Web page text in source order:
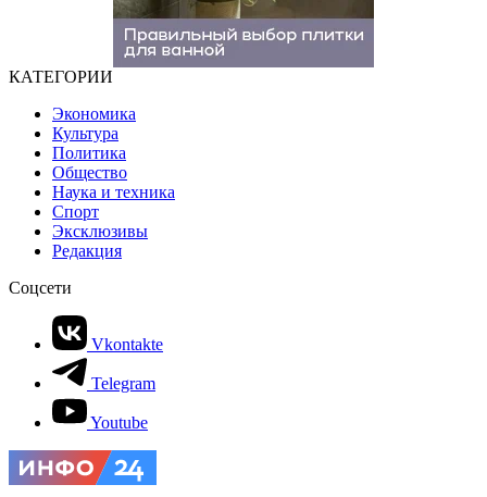
КАТЕГОРИИ
Экономика
Культура
Политика
Общество
Наука и техника
Спорт
Эксклюзивы
Редакция
Соцсети
Vkontakte
Telegram
Youtube